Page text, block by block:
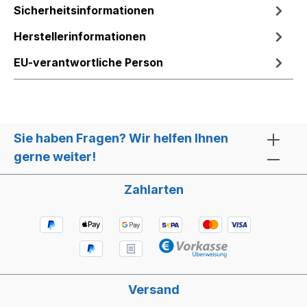
Sicherheitsinformationen
Herstellerinformationen
EU-verantwortliche Person
Sie haben Fragen? Wir helfen Ihnen
gerne weiter!
Zahlarten
Versand